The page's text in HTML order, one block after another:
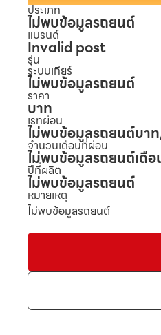
ประเภท
ไม่พบข้อมูลรถยนต์
แบรนด์
Invalid post
รุ่น
ระบบเกียร์
ไม่พบข้อมูลรถยนต์
ราคา
บาท
เรทผ่อน
ไม่พบข้อมูลรถยนต์บา
จำนวนเดือนที่ผ่อน
ไม่พบข้อมูลรถยนต์เดื
ปีที่ผลิต
ไม่พบข้อมูลรถยนต์
หมายเหตุ
ไม่พบข้อมูลรถยนต์